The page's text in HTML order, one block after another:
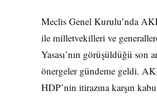
Meclis Genel Kurulu’nda
ile milletvekilleri ve
Yasası’nın görüşüldüğü son
önergeler gündeme geldi.
HDP’nin itirazına karşın